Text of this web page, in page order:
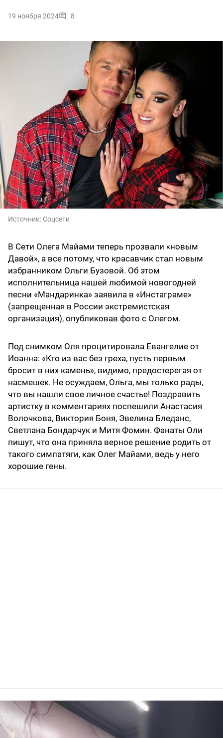
19 ноября 2024 8
Источник: Соцсети
В Сети Олега Майами теперь прозвали «новым
Давой», а все потому, что красавчик стал новым
избранником Ольги Бузовой. Об этом
исполнительница нашей любимой новогодней
песни «Мандаринка» заявила в «Инстаграме»
(запрещенная в России экстремистская
организация), опубликовав фото с Олегом.
Под снимком Оля процитировала Евангелие от
Иоанна: «Кто из вас без греха, пусть первым
бросит в них камень», видимо, предостерегая от
насмешек. Не осуждаем, Ольга, мы только рады,
что вы нашли свое личное счастье! Поздравить
артистку в комментариях поспешили Анастасия
Волочкова, Виктория Боня, Эвелина Бледанс,
Светлана Бондарчук и Митя Фомин. Фанаты Оли
пишут, что она приняла верное решение родить от
такого симпатяги, как Олег Майами, ведь у него
хорошие гены.